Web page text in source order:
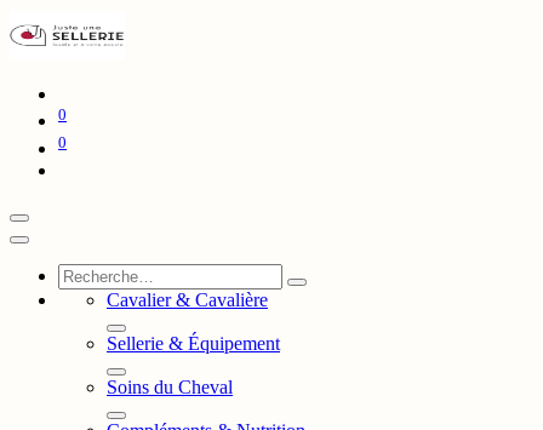
0
0
Cavalier & Cavalière
Sellerie & Équipement
Soins du Cheval